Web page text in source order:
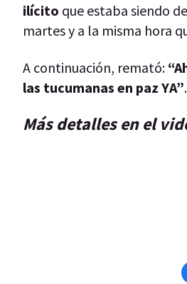
ilícito que estaba siendo
martes y a la misma hora
A continuación, remató:
las tucumanas en paz YA”.
Más detalles en el